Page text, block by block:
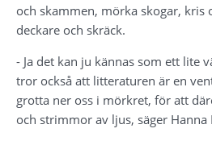
och skammen, mörka skogar, kris
deckare och skräck.
- Ja det kan ju kännas som ett lite
tror också att litteraturen är en
grotta ner oss i mörkret, för att
och strimmor av ljus, säger Hanna